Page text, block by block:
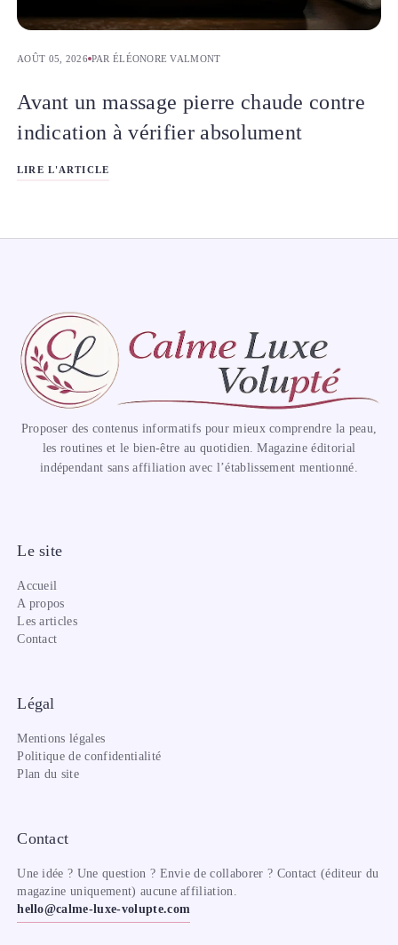
AOÛT 05, 2026 PAR ÉLÉONORE VALMONT
Avant un massage pierre chaude contre
indication à vérifier absolument
LIRE L'ARTICLE
Proposer des contenus informatifs pour mieux comprendre la peau,
les routines et le bien-être au quotidien. Magazine éditorial
indépendant sans affiliation avec l’établissement mentionné.
Le site
Accueil
A propos
Les articles
Contact
Légal
Mentions légales
Politique de confidentialité
Plan du site
Contact
Une idée ? Une question ? Envie de collaborer ? Contact (éditeur du
magazine uniquement) aucune affiliation.
hello@calme-luxe-volupte.com